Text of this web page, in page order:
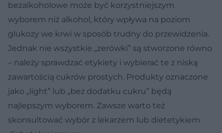
bezalkoholowe może być korzystniejszym
wyborem niż alkohol, który wpływa na poziom
glukozy we krwi w sposób trudny do przewidzenia.
Jednak nie wszystkie „zerówki” są stworzone równo
– należy sprawdzać etykiety i wybierać te z niską
zawartością cukrów prostych. Produkty oznaczone
jako „light” lub „bez dodatku cukru” będą
najlepszym wyborem. Zawsze warto też
skonsultować wybór z lekarzem lub dietetykiem